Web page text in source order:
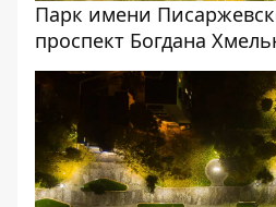
Парк имени
проспект Богдана